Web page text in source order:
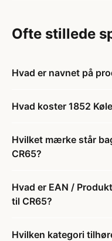
Ofte stillede
Hvad er navnet på
Hvad koster 1852
Hvilket mærke står
CR65?
Hvad er EAN /
til CR65?
Hvilken kategori